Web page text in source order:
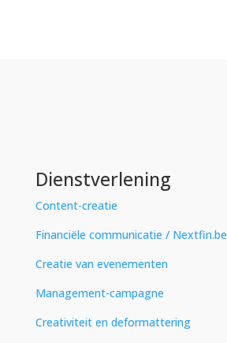
Dienstverlening
Content-creatie
Financiële communicatie / Nextfin.be
Creatie van evenementen
Management-campagne
Creativiteit en deformattering